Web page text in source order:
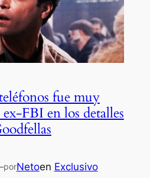
fue muy
ex-FBI en los detalles
porNetoen Exclusivo